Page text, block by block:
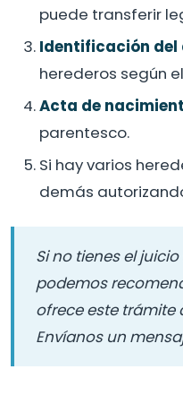
puede transferir
Identificación del
herederos según
Acta de
parentesco.
Si hay varios
demás
Si no tienes el
podemos
ofrece este trámite
Envíanos un